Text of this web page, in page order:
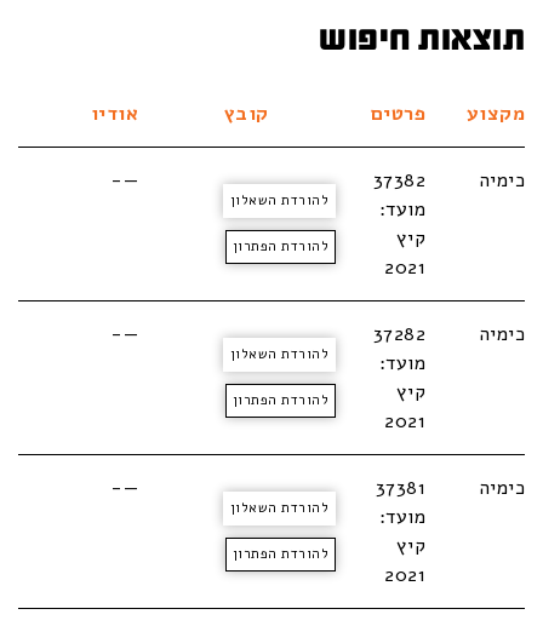
תוצאות חיפוש
מקצוע פרטים קובץ אודיו
כימיה
37382
מועד:
קיץ
2021
להורדת השאלון
להורדת הפתרון
—-
כימיה
37282
מועד:
קיץ
2021
להורדת השאלון
להורדת הפתרון
—-
כימיה
37381
מועד:
קיץ
2021
להורדת השאלון
להורדת הפתרון
—-